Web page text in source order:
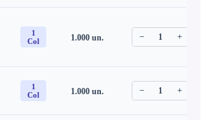
1
Col
1.000un. − 1 +
1
Col
1.000un. − 1 +